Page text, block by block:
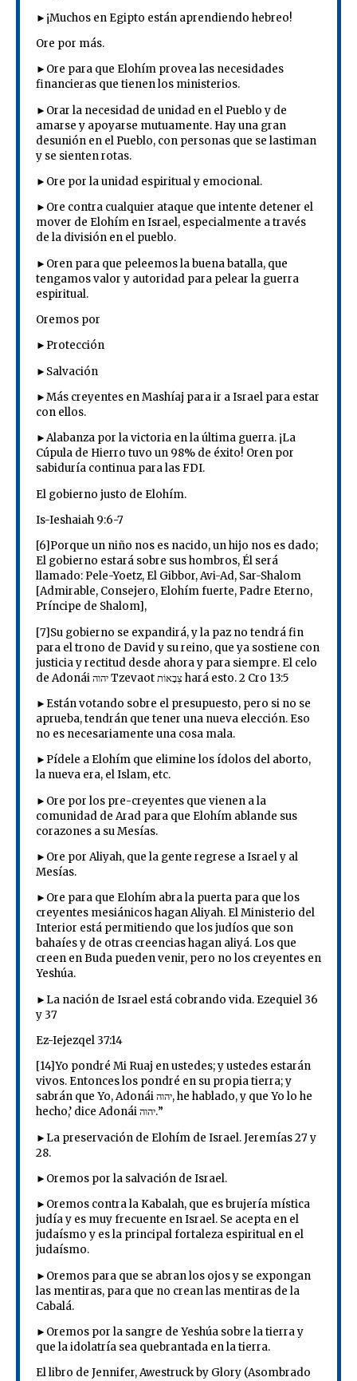
►¡Muchos en Egipto están aprendiendo hebreo!
Ore por más.
►Ore para que Elohím provea las necesidades
financieras que tienen los ministerios.
►Orar la necesidad de unidad en el Pueblo y de
amarse y apoyarse mutuamente. Hay una gran
desunión en el Pueblo, con personas que se lastiman
y se sienten rotas.
►Ore por la unidad espiritual y emocional.
►Ore contra cualquier ataque que intente detener el
mover de Elohím en Israel, especialmente a través
de la división en el pueblo.
►Oren para que peleemos la buena batalla, que
tengamos valor y autoridad para pelear la guerra
espiritual.
Oremos por
►Protección
►Salvación
►Más creyentes en Mashíaj para ir a Israel para estar
con ellos.
►Alabanza por la victoria en la última guerra. ¡La
Cúpula de Hierro tuvo un 98% de éxito! Oren por
sabiduría continua para las FDI.
El gobierno justo de Elohím.
Is-Ieshaiah 9:6-7
[6]Porque un niño nos es nacido, un hijo nos es dado;
El gobierno estará sobre sus hombros, Él será
llamado: Pele-Yoetz, El Gibbor, Avi-Ad, Sar-Shalom
[Admirable, Consejero, Elohím fuerte, Padre Eterno,
Príncipe de Shalom],
[7]Su gobierno se expandirá, y la paz no tendrá fin
para el trono de David y su reino, que ya sostiene con
justicia y rectitud desde ahora y para siempre. El celo
de Adonái יהוה Tzevaot צְבָאוֹת hará esto. 2 Cro 13:5
►Están votando sobre el presupuesto, pero si no se
aprueba, tendrán que tener una nueva elección. Eso
no es necesariamente una cosa mala.
►Pídele a Elohím que elimine los ídolos del aborto,
la nueva era, el Islam, etc.
►Ore por los pre-creyentes que vienen a la
comunidad de Arad para que Elohím ablande sus
corazones a su Mesías.
►Ore por Aliyah, que la gente regrese a Israel y al
Mesías.
►Ore para que Elohím abra la puerta para que los
creyentes mesiánicos hagan Aliyah. El Ministerio del
Interior está permitiendo que los judíos que son
bahaíes y de otras creencias hagan aliyá. Los que
creen en Buda pueden venir, pero no los creyentes en
Yeshúa.
►La nación de Israel está cobrando vida. Ezequiel 36
y 37
Ez-Iejezqel 37:14
[14]Yo pondré Mi Ruaj en ustedes; y ustedes estarán
vivos. Entonces los pondré en su propia tierra; y
sabrán que Yo, Adonái יהוה, he hablado, y que Yo lo he
hecho,’ dice Adonái יהוה.”
►La preservación de Elohím de Israel. Jeremías 27 y
28.
►Oremos por la salvación de Israel.
►Oremos contra la Kabalah, que es brujería mística
judía y es muy frecuente en Israel. Se acepta en el
judaísmo y es la principal fortaleza espiritual en el
judaísmo.
►Oremos para que se abran los ojos y se expongan
las mentiras, para que no crean las mentiras de la
Cabalá.
►Oremos por la sangre de Yeshúa sobre la tierra y
que la idolatría sea quebrantada en la tierra.
El libro de Jennifer, Awestruck by Glory (Asombrado